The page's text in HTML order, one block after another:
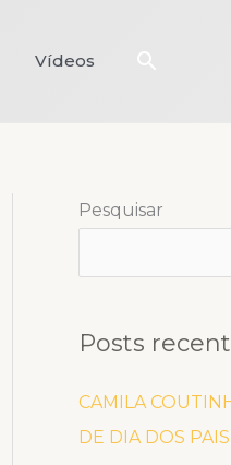
Vídeos
Pesquisar
Posts
CAMILA
DE DIA DOS